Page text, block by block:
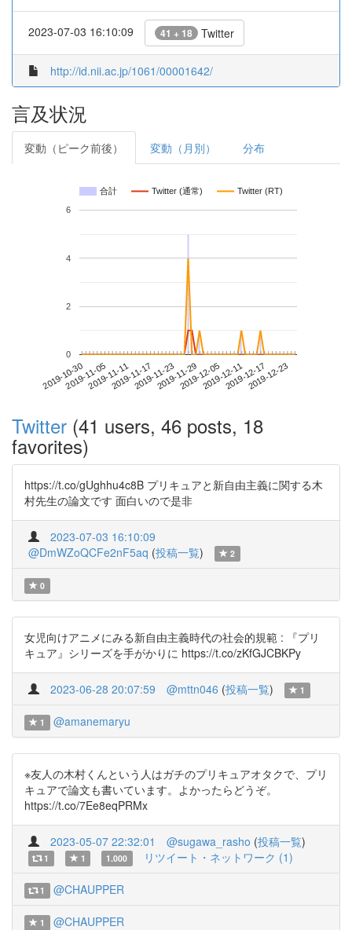
2023-07-03 16:10:09 41 + 18 Twitter
http://id.nii.ac.jp/1061/00001642/
言及状況
変動（ピーク前後） 変動（月別） 分布
合計 Twitter (通常) Twitter (RT)
2019-10-302019-11-052019-11-112019-11-172019-11-232019-11-292019-12-052019-12-112019-12-172019-12-23
0
2
4
6
Twitter (41 users, 46 posts, 18
favorites)
https://t.co/gUghhu4c8B プリキュアと新自由主義に関する木
村先生の論文です 面白いので是非
2023-07-03 16:10:09
@DmWZoQCFe2nF5aq (投稿一覧) 2
0
女児向けアニメにみる新自由主義時代の社会的規範 : 『プリ
キュア』シリーズを手がかりに https://t.co/zKfGJCBKPy
2023-06-28 20:07:59 @mttn046 (投稿一覧) 1
1 @amanemaryu
※友人の木村くんという人はガチのプリキュアオタクで、プリ
キュアで論文も書いています。よかったらどうぞ。
https://t.co/7Ee8eqPRMx
2023-05-07 22:32:01 @sugawa_rasho (投稿一覧)
1 1 1.000 リツイート・ネットワーク (1)
1 @CHAUPPER
1 @CHAUPPER